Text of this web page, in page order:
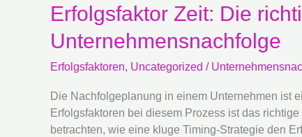
Erfolgsfaktor Zeit: Die
Unternehmensnachfolge
Erfolgsfaktoren, Uncategorized /
Die Nachfolgeplanung in einem Unternehmen ist
Erfolgsfaktoren bei diesem Prozess ist das
betrachten, wie eine kluge Timing-Strategie den
Erfolgsfaktor
Zeit:
Die
Timing-
Strategie
für
eine